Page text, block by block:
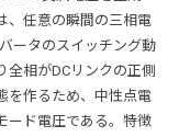
、任意の瞬間の三相電
ータのスイッチング動
相がDCリンクの正側
を作るため、中性点電
ード電圧である。特徴